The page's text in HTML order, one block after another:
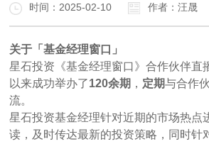
时间：2025-02-10 作者：汪晟
关于「基金经理窗口」
星石投资《基金经理窗口》合作伙伴直
以来成功举办了120余期 ， 定期与合作
流。
星石投资基金经理针对近期的市场热点
读，及时传达最新的投资策略，同时针